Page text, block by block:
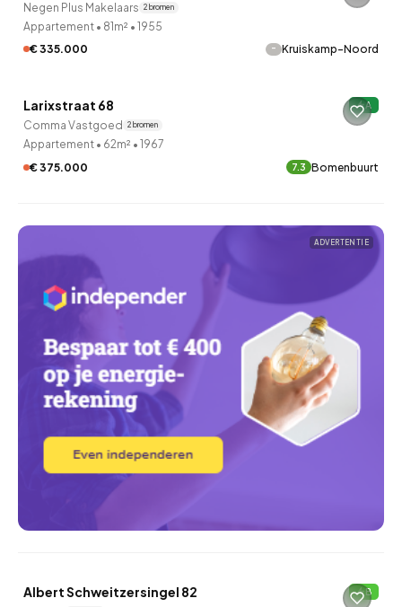
Negen Plus Makelaars 2 bronnen
Appartement • 81m² • 1955
€ 335.000
- Kruiskamp-Noord
Onder bod
Larixstraat 68 A
Comma Vastgoed 2 bronnen
Appartement • 62m² • 1967
€ 375.000
7.3 Bomenbuurt
ADVERTENTIE
Albert Schweitzersingel 82 B